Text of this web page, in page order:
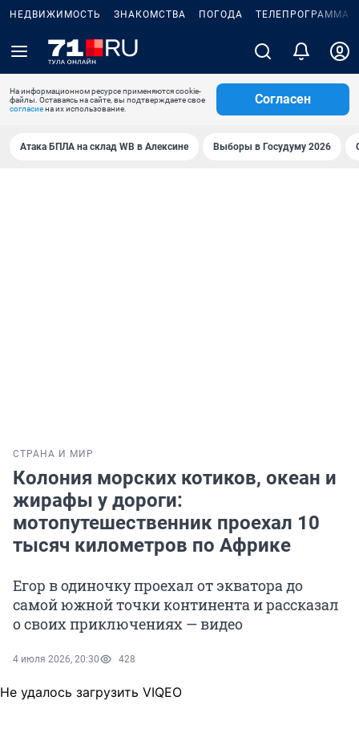
НЕДВИЖИМОСТЬ ЗНАКОМСТВА ПОГОДА ТЕЛЕПРОГРАММА
На информационном ресурсе применяются cookie-
файлы. Оставаясь на сайте, вы подтверждаете свое
согласиена их использование.
Согласен
Атака БПЛА на склад WB в Алексине Выборы в Госудуму 2026
СТРАНА И МИР
Колония морских котиков, океан и
жирафы у дороги:
мотопутешественник проехал 10
тысяч километров по Африке
Егор в одиночку проехал от экватора до
самой южной точки континента и рассказал
о своих приключениях — видео
4 июля 2026, 20:30 428
Не удалось загрузить VIQEO